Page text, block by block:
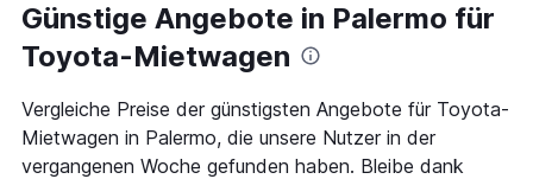
Günstige Angebote in Palermo für
Toyota-Mietwagen
Vergleiche Preise der günstigsten Angebote für Toyota-
Mietwagen in Palermo, die unsere Nutzer in der
vergangenen Woche gefunden haben. Bleibe dank